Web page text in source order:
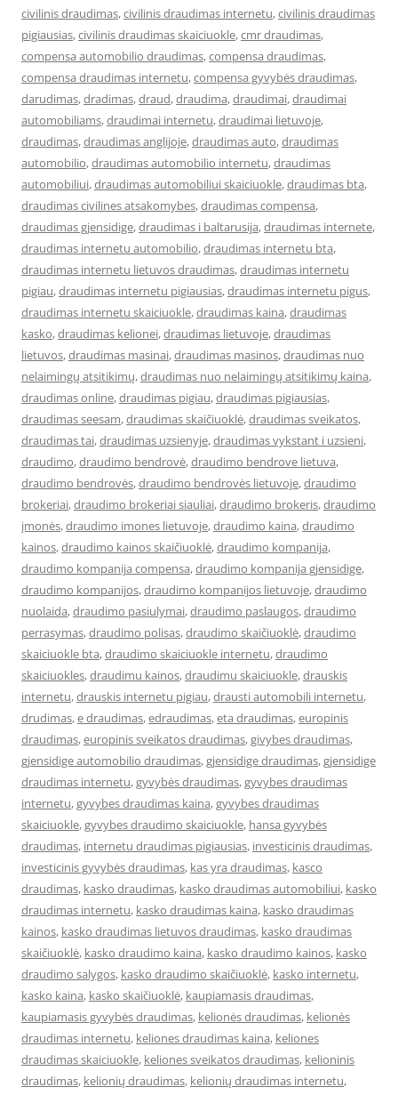
civilinis draudimas,civilinis draudimas internetu,civilinis draudimas
pigiausias,civilinis draudimas skaiciuokle,cmr draudimas,
compensa automobilio draudimas,compensa draudimas,
compensa draudimas internetu,compensa gyvybės draudimas,
darudimas,dradimas,draud,draudima,draudimai,draudimai
automobiliams,draudimai internetu,draudimai lietuvoje,
draudimas,draudimas anglijoje,draudimas auto,draudimas
automobilio,draudimas automobilio internetu,draudimas
automobiliui,draudimas automobiliui skaiciuokle,draudimas bta,
draudimas civilines atsakomybes,draudimas compensa,
draudimas gjensidige,draudimas i baltarusija,draudimas internete,
draudimas internetu automobilio,draudimas internetu bta,
draudimas internetu lietuvos draudimas,draudimas internetu
pigiau,draudimas internetu pigiausias,draudimas internetu pigus,
draudimas internetu skaiciuokle,draudimas kaina,draudimas
kasko,draudimas kelionei,draudimas lietuvoje,draudimas
lietuvos,draudimas masinai,draudimas masinos,draudimas nuo
nelaimingų atsitikimų,draudimas nuo nelaimingų atsitikimų kaina,
draudimas online,draudimas pigiau,draudimas pigiausias,
draudimas seesam,draudimas skaičiuoklė,draudimas sveikatos,
draudimas tai,draudimas uzsienyje,draudimas vykstant i uzsieni,
draudimo,draudimo bendrovė,draudimo bendrove lietuva,
draudimo bendrovės,draudimo bendrovės lietuvoje,draudimo
brokeriai,draudimo brokeriai siauliai,draudimo brokeris,draudimo
įmonės,draudimo imones lietuvoje,draudimo kaina,draudimo
kainos,draudimo kainos skaičiuoklė,draudimo kompanija,
draudimo kompanija compensa,draudimo kompanija gjensidige,
draudimo kompanijos,draudimo kompanijos lietuvoje,draudimo
nuolaida,draudimo pasiulymai,draudimo paslaugos,draudimo
perrasymas,draudimo polisas,draudimo skaičiuoklė,draudimo
skaiciuokle bta,draudimo skaiciuokle internetu,draudimo
skaiciuokles,draudimu kainos,draudimu skaiciuokle,drauskis
internetu,drauskis internetu pigiau,drausti automobili internetu,
drudimas,e draudimas,edraudimas,eta draudimas,europinis
draudimas,europinis sveikatos draudimas,givybes draudimas,
gjensidige automobilio draudimas,gjensidige draudimas,gjensidige
draudimas internetu,gyvybės draudimas,gyvybes draudimas
internetu,gyvybes draudimas kaina,gyvybes draudimas
skaiciuokle,gyvybes draudimo skaiciuokle, hansa gyvybės
draudimas, internetu draudimas pigiausias, investicinis draudimas,
investicinis gyvybės draudimas, kas yra draudimas, kasco
draudimas, kasko draudimas, kasko draudimas automobiliui, kasko
draudimas internetu, kasko draudimas kaina, kasko draudimas
kainos, kasko draudimas lietuvos draudimas, kasko draudimas
skaičiuoklė, kasko draudimo kaina, kasko draudimo kainos, kasko
draudimo salygos, kasko draudimo skaičiuoklė, kasko internetu,
kasko kaina, kasko skaičiuoklė, kaupiamasis draudimas,
kaupiamasis gyvybės draudimas, kelionės draudimas, kelionės
draudimas internetu, keliones draudimas kaina, keliones
draudimas skaiciuokle, keliones sveikatos draudimas, kelioninis
draudimas, kelionių draudimas, kelionių draudimas internetu,